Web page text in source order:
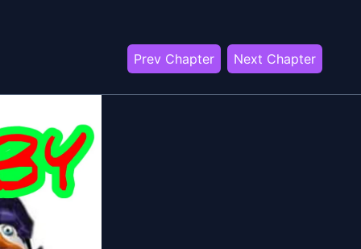
Prev Chapter Next Chapter